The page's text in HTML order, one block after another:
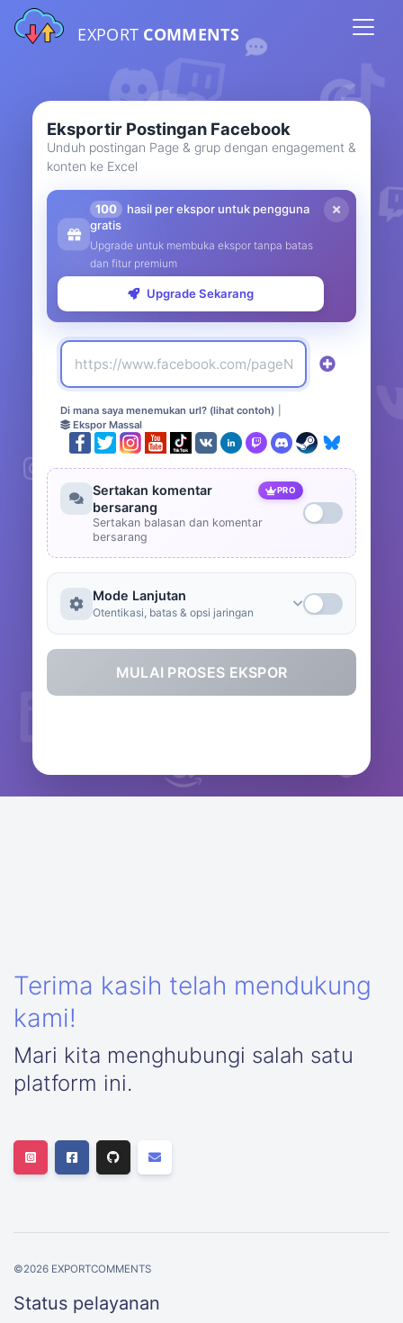
EXPORT COMMENTS
Eksportir Postingan Facebook
Unduh postingan Page & grup dengan engagement &
konten ke Excel
100
hasil per ekspor untuk pengguna
gratis
Upgrade untuk membuka ekspor tanpa batas
dan fitur premium
Upgrade Sekarang
Di mana saya menemukan url? (lihat contoh)
Ekspor Massal
Sertakan komentar
bersarang
PRO
Sertakan balasan dan komentar
bersarang
Mode Lanjutan
Otentikasi, batas & opsi jaringan
MULAI PROSES EKSPOR
Terima kasih telah mendukung
kami!
Mari kita menghubungi salah satu
platform ini.
©2026 EXPORTCOMMENTS
Status pelayanan